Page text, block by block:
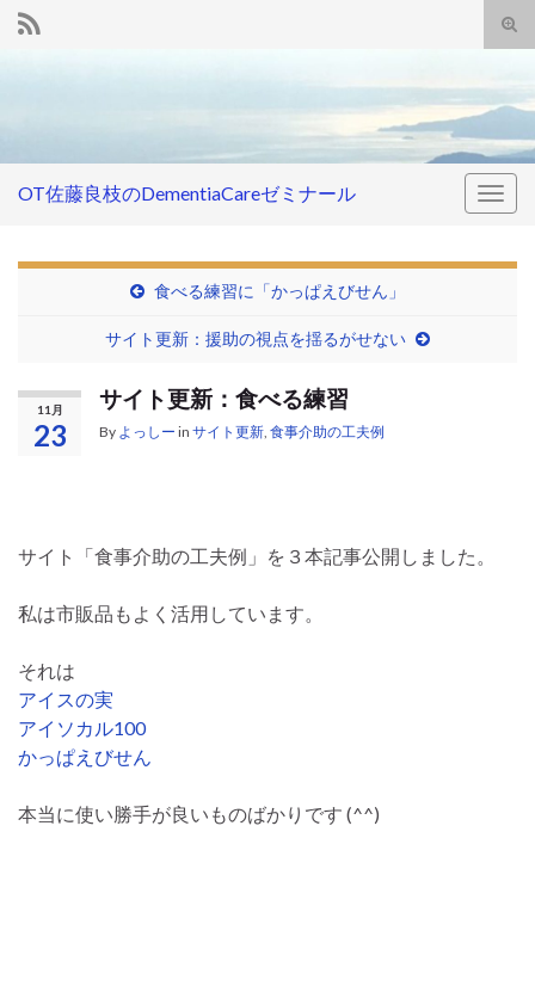
OT佐藤良枝のDementiaCareゼミナール
食べる練習に「かっぱえびせん」
サイト更新：援助の視点を揺るがせない
11月
23
サイト更新：食べる練習
By よっしー in サイト更新 食事介助の工夫例
サイト「食事介助の工夫例」を３本記事公開しました。
私は市販品もよく活用しています。
それは
アイスの実
アイソカル100
かっぱえびせん
本当に使い勝手が良いものばかりです (^^)